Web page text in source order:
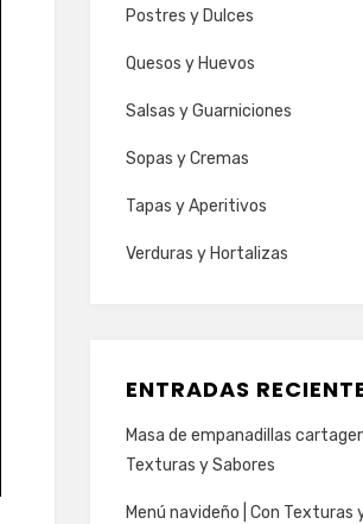
Postres y Dulces
Quesos y Huevos
Salsas y Guarniciones
Sopas y Cremas
Tapas y Aperitivos
Verduras y Hortalizas
ENTRADAS
Masa de empanadillas
Texturas y Sabores
Menú navideño | Con Texturas